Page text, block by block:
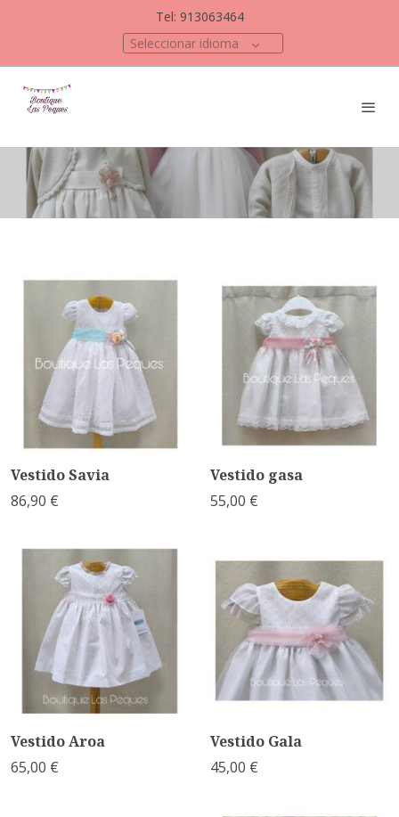
Tel: 913063464
Seleccionar idioma
Vestido Savia
86,90 €
Vestido gasa
55,00 €
Vestido Aroa
65,00 €
Vestido Gala
45,00 €